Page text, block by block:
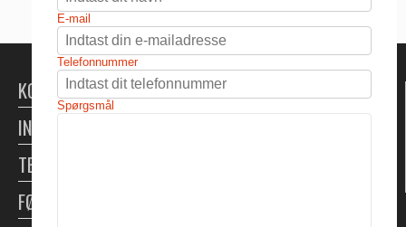
KONTAKT
INFORMATION
TELTUDLEJNING
FØLG OS
E-mail
Telefonnummer
Spørgsmål